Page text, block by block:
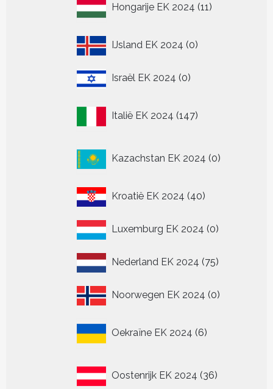
Hongarije EK 2024 11
producten
IJsland EK 2024 00
Israël EK 2024 00
Italië EK 2024 147
producten
Kazachstan EK 2024 0
producten
Kroatië EK 2024 4040
Luxemburg EK 2024 00
Nederland EK 2024 7575
Noorwegen EK 2024 00
Oekraïne EK 2024 6
producten
Oostenrijk EK 2024 36
producten